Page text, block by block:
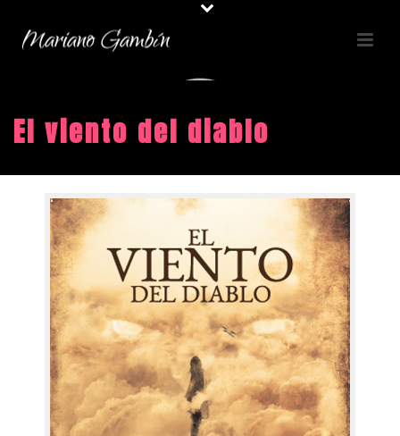
El viento del diablo